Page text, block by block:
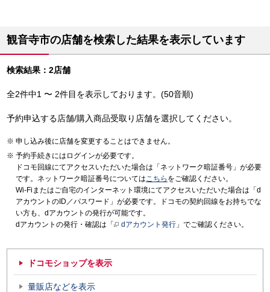
観音寺市の店舗を検索した結果を表示しています
検索結果：2店舗
全2件中1 〜 2件目を表示しております。(50音順)
予約申込する店舗/購入商品受取り店舗を選択してください。
申し込み後に店舗を変更することはできません。
予約手続きにはログインが必要です。
ドコモ回線にてアクセスいただいた場合は「ネットワーク暗証番号」が必要
です。ネットワーク暗証番号についてはこちら をご確認ください。
Wi-Fiまたはご自宅のインターネット環境にてアクセスいただいた場合は「d
アカウントのID／パスワード」が必要です。ドコモの契約回線をお持ちでな
い方も、dアカウントの発行が可能です。
dアカウントの発行・確認は「
dアカウント発行 」でご確認ください。
ドコモショップを表示
量販店などを表示